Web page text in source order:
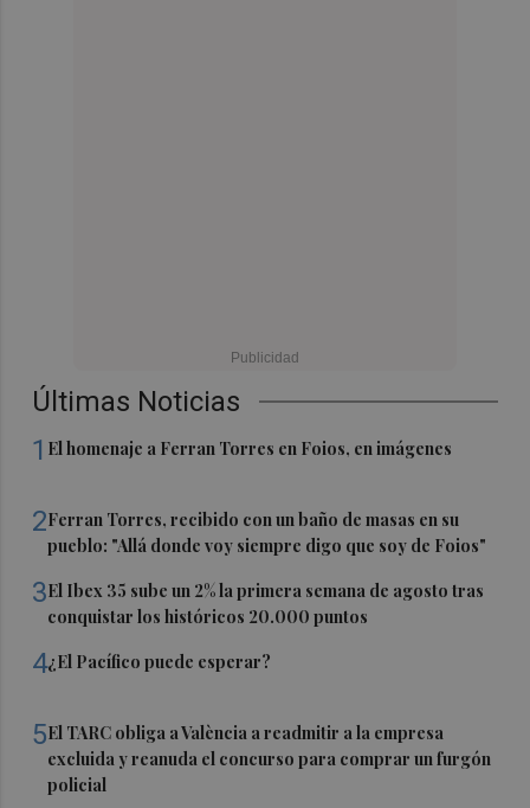
Últimas Noticias
1 El homenaje a Ferran Torres en Foios, en imágenes
2Ferran Torres, recibido con un baño de masas en su
pueblo: "Allá donde voy siempre digo que soy de Foios"
3El Ibex 35 sube un 2% la primera semana de agosto tras
conquistar los históricos 20.000 puntos
4¿El Pacífico puede esperar?
5El TARC obliga a València a readmitir a la empresa
excluida y reanuda el concurso para comprar un furgón
policial